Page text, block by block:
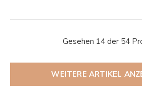
Gesehen 14 der 54
WEITERE ARTIKEL